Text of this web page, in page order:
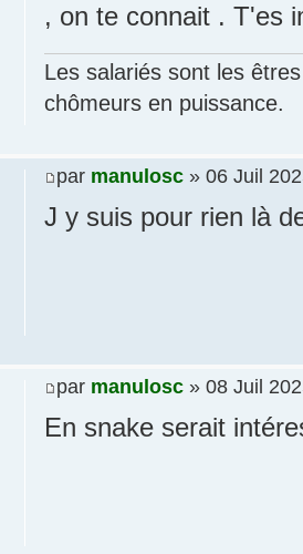
, on te connait . T'es
Les salariés sont les
chômeurs en puissance.
par manulosc » 06 Juil
J y suis pour rien là
par manulosc » 08 Juil
En snake serait